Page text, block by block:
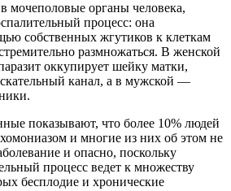
мочеполовые органы человека,
процесс: она
собственных жгутиков к клеткам
размножаться. В женской
оккупирует шейку матки,
канал, а в мужской —
показывают, что более 10% людей
и многие из них об этом не
и опасно, поскольку
процесс ведет к множеству
бесплодие и хронические